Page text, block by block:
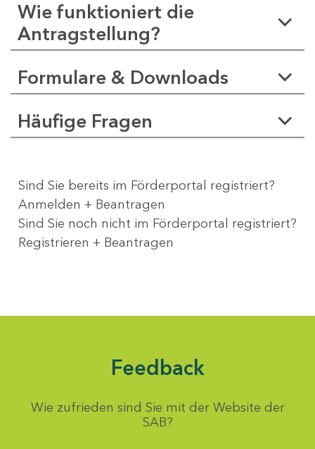
Wie funktioniert die
Antragstellung?
Formulare & Downloads
Häufige Fragen
Sind Sie bereits im Förderportal registriert?
Anmelden + Beantragen
Sind Sie noch nicht im Förderportal registriert?
Registrieren + Beantragen
Feedback
Wie zufrieden sind Sie mit der Website der
SAB?